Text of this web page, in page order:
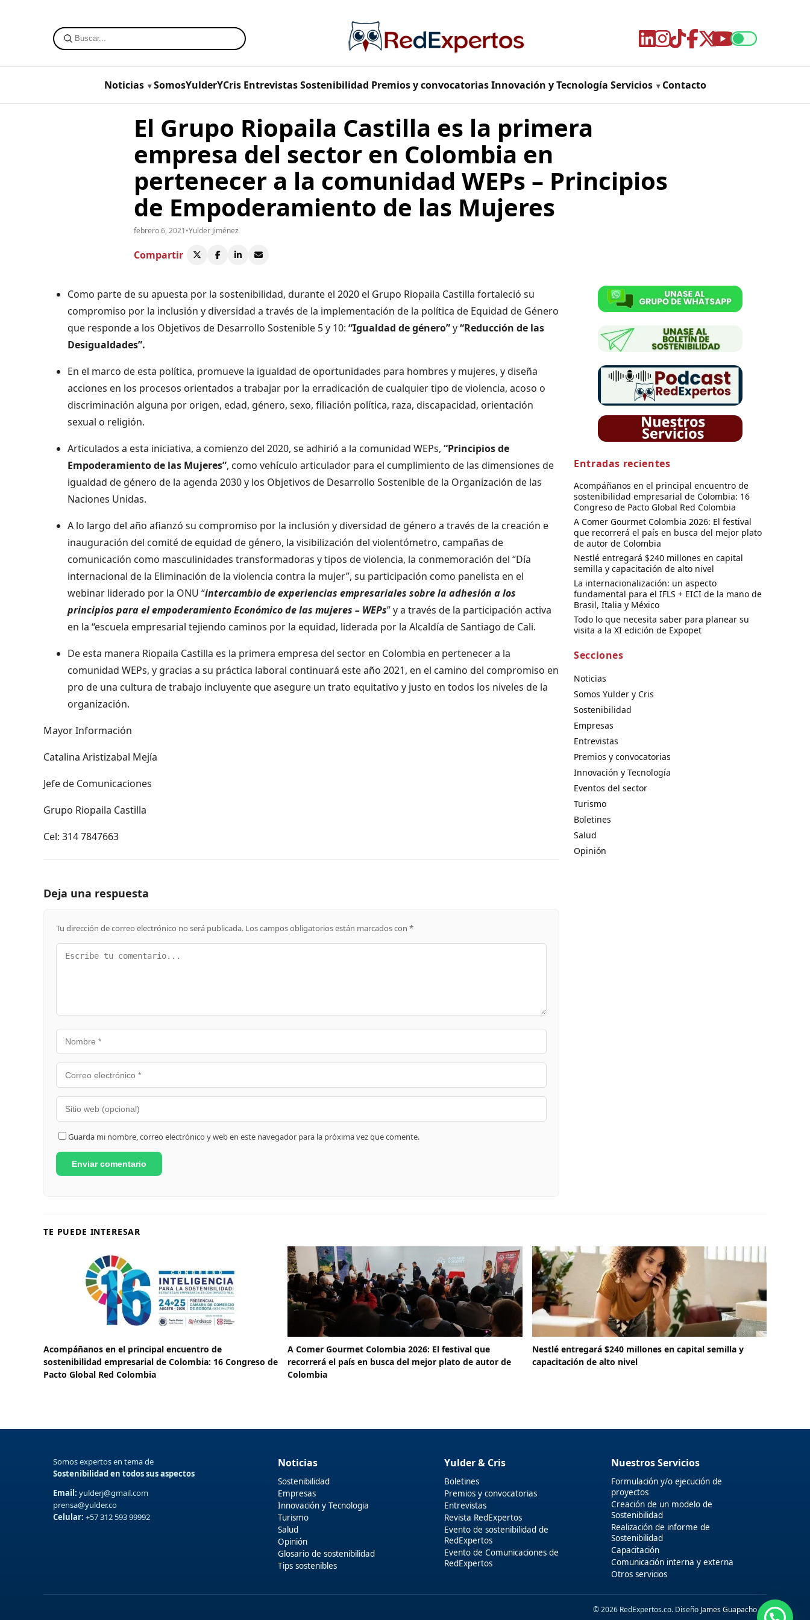
Noticias SomosYulderYCris Entrevistas Sostenibilidad Premios y convocatorias Innovación y Tecnología Servicios Contacto
El Grupo Riopaila Castilla es la primera
empresa del sector en Colombia en
pertenecer a la comunidad WEPs – Principios
de Empoderamiento de las Mujeres
febrero 6, 2021•Yulder Jiménez
Compartir
Como parte de su apuesta por la sostenibilidad, durante el 2020 el Grupo Riopaila Castilla fortaleció su
compromiso por la inclusión y diversidad a través de la implementación de la política de Equidad de Género
que responde a los Objetivos de Desarrollo Sostenible 5 y 10: “Igualdad de género”y“Reducción de las
Desigualdades”.
En el marco de esta política, promueve la igualdad de oportunidades para hombres y mujeres, y diseña
acciones en los procesos orientados a trabajar por la erradicación de cualquier tipo de violencia, acoso o
discriminación alguna por origen, edad, género, sexo, filiación política, raza, discapacidad, orientación
sexual o religión.
Articulados a esta iniciativa, a comienzo del 2020, se adhirió a la comunidad WEPs, “Principios de
Empoderamiento de las Mujeres”, como vehículo articulador para el cumplimiento de las dimensiones de
igualdad de género de la agenda 2030 y los Objetivos de Desarrollo Sostenible de la Organización de las
Naciones Unidas.
A lo largo del año afianzó su compromiso por la inclusión y diversidad de género a través de la creación e
inauguración del comité de equidad de género, la visibilización del violentómetro, campañas de
comunicación como masculinidades transformadoras y tipos de violencia, la conmemoración del “Día
internacional de la Eliminación de la violencia contra la mujer”, su participación como panelista en el
webinar liderado por la ONU “intercambio de experiencias empresariales sobre la adhesión a los
principios para el empoderamiento Económico de las mujeres – WEPs” y a través de la participación activa
en la “escuela empresarial tejiendo caminos por la equidad, liderada por la Alcaldía de Santiago de Cali.
De esta manera Riopaila Castilla es la primera empresa del sector en Colombia en pertenecer a la
comunidad WEPs, y gracias a su práctica laboral continuará este año 2021, en el camino del compromiso en
pro de una cultura de trabajo incluyente que asegure un trato equitativo y justo en todos los niveles de la
organización.
Mayor Información
Catalina Aristizabal Mejía
Jefe de Comunicaciones
Grupo Riopaila Castilla
Cel: 314 7847663
Deja una respuesta
Tu dirección de correo electrónico no será publicada. Los campos obligatorios están marcados con *
Guarda mi nombre, correo electrónico y web en este navegador para la próxima vez que comente.
Entradas recientes
Acompáñanos en el principal encuentro de
sostenibilidad empresarial de Colombia: 16
Congreso de Pacto Global Red Colombia
A Comer Gourmet Colombia 2026: El festival
que recorrerá el país en busca del mejor plato
de autor de Colombia
Nestlé entregará $240 millones en capital
semilla y capacitación de alto nivel
La internacionalización: un aspecto
fundamental para el IFLS + EICI de la mano de
Brasil, Italia y México
Todo lo que necesita saber para planear su
visita a la XI edición de Expopet
Secciones
Noticias
Somos Yulder y Cris
Sostenibilidad
Empresas
Entrevistas
Premios y convocatorias
Innovación y Tecnología
Eventos del sector
Turismo
Boletines
Salud
Opinión
TE PUEDE INTERESAR
Acompáñanos en el principal encuentro de
sostenibilidad empresarial de Colombia: 16 Congreso de
Pacto Global Red Colombia
A Comer Gourmet Colombia 2026: El festival que
recorrerá el país en busca del mejor plato de autor de
Colombia
Nestlé entregará $240 millones en capital semilla y
capacitación de alto nivel
Somos expertos en tema de
Sostenibilidad en todos sus aspectos
Email: yulderj@gmail.com
prensa@yulder.co
Celular: +57 312 593 99992
Noticias
Sostenibilidad
Empresas
Innovación y Tecnologia
Turismo
Salud
Opinión
Glosario de sostenibilidad
Tips sostenibles
Yulder & Cris
Boletines
Premios y convocatorias
Entrevistas
Revista RedExpertos
Evento de sostenibilidad de
RedExpertos
Evento de Comunicaciones de
RedExpertos
Nuestros Servicios
Formulación y/o ejecución de
proyectos
Creación de un modelo de
Sostenibilidad
Realización de informe de
Sostenibilidad
Capacitación
Comunicación interna y externa
Otros servicios
© 2026 RedExpertos.co. Diseño James Guapacho